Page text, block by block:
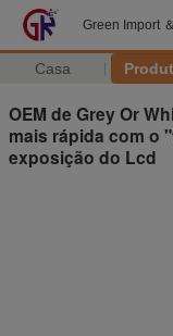
Green Import
Casa
OEM de Grey Or
mais rápida com o
exposição do Lcd